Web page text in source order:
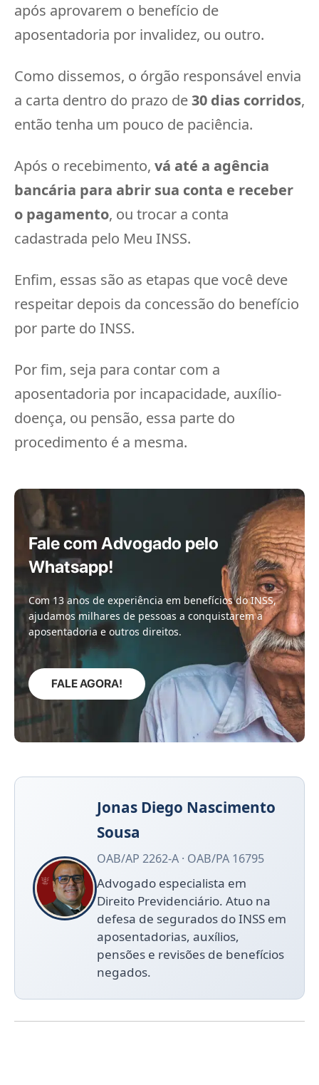
após aprovarem o benefício de
aposentadoria por invalidez, ou outro.
Como dissemos, o órgão responsável envia
a carta dentro do prazo de30 dias corridos,
então tenha um pouco de paciência.
Após o recebimento, vá até a agência
bancária para abrir sua conta e receber
o pagamento, ou trocar a conta
cadastrada pelo Meu INSS.
Enfim, essas são as etapas que você deve
respeitar depois da concessão do benefício
por parte do INSS.
Por fim, seja para contar com a
aposentadoria por incapacidade, auxílio-
doença, ou pensão, essa parte do
procedimento é a mesma.
Fale com Advogado pelo
Whatsapp!
Com 13 anos de experiência em benefícios do INSS,
ajudamos milhares de pessoas a conquistarem a
aposentadoria e outros direitos.
FALE AGORA!
Jonas Diego Nascimento
Sousa
OAB/AP 2262-A · OAB/PA 16795
Advogado especialista em
Direito Previdenciário. Atuo na
defesa de segurados do INSS em
aposentadorias, auxílios,
pensões e revisões de benefícios
negados.